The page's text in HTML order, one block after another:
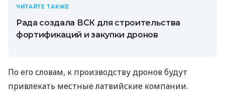
ЧИТАЙТЕ ТАКЖЕ
Рада создала ВСК для строительства
фортификаций и закупки дронов
По его словам, к производству дронов будут
привлекать местные латвийские компании.